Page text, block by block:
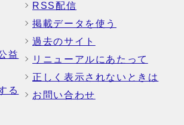
益
る
RSS配信
掲載データを使う
過去のサイト
リニューアルにあたって
正しく表示されないときは
お問い合わせ